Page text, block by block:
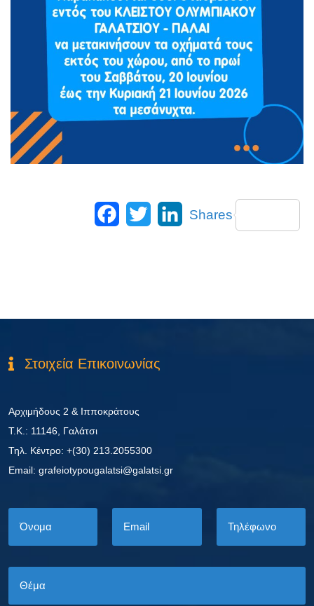
Facebook
Twitter LinkedIn
Shares
Στοιχεία Επικοινωνίας
Αρχιμήδους 2 & Ιπποκράτους
Τ.Κ.: 11146, Γαλάτσι
Τηλ. Κέντρο: +(30) 213.2055300
Εmail: grafeiotypougalatsi@galatsi.gr